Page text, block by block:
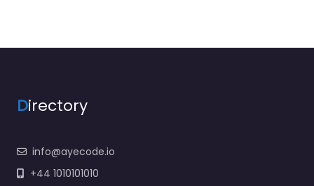
Directory
info@ayecode.io
+44 1010101010